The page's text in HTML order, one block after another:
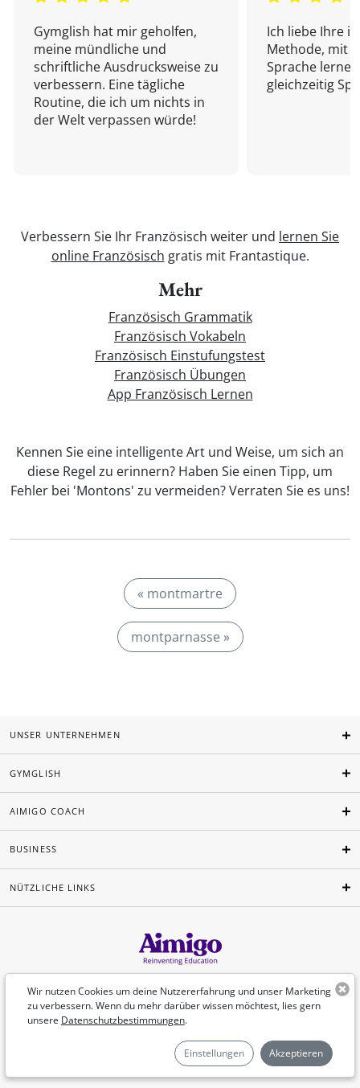
Gymglish hat mir geholfen,
meine mündliche und
schriftliche Ausdrucksweise zu
verbessern. Eine tägliche
Routine, die ich um nichts in
der Welt verpassen würde!
Ich liebe Ihre
Methode, mit
Sprache
gleichzeitig
Verbessern Sie Ihr Französisch weiter und lernen Sie
online Französisch gratis mit Frantastique.
Mehr
Französisch Grammatik
Französisch Vokabeln
Französisch Einstufungstest
Französisch Übungen
App Französisch Lernen
Kennen Sie eine intelligente Art und Weise, um sich an
diese Regel zu erinnern? Haben Sie einen Tipp, um
Fehler bei 'Montons' zu vermeiden? Verraten Sie es uns!
« montmartre
montparnasse »
Wir nutzen Cookies um deine Nutzererfahrung und unser Marketing
zu verbessern. Wenn du mehr darüber wissen möchtest, lies gern
unsere Datenschutzbestimmungen.
Einstellungen Akzeptieren
UNSER UNTERNEHMEN
GYMGLISH
AIMIGO COACH
BUSINESS
NÜTZLICHE LINKS
Deutsch
©Aimigo 2026